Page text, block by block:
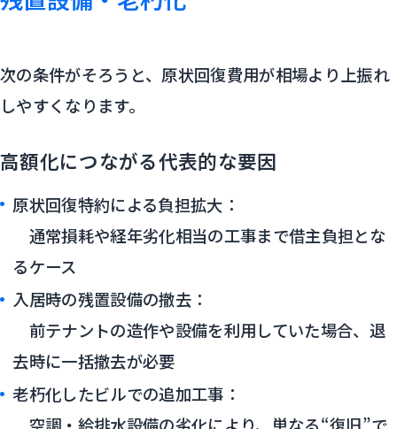
次の条件がそろうと、原状回復費用が相場より上振れ
しやすくなります。
高額化につながる代表的な要因
原状回復特約による負担拡大：
通常損耗や経年劣化相当の工事まで借主負担とな
るケース
入居時の残置設備の撤去：
前テナントの造作や設備を利用していた場合、退
去時に一括撤去が必要
老朽化したビルでの追加工事：